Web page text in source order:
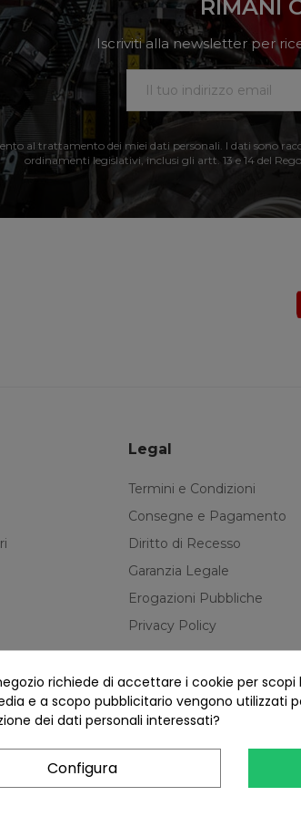
RIMANI
Iscriviti alla newsletter per
al trattamento dei miei dati personali. I dati sono
ordinamenti legislativi, inclusi gli artt. 13 e 14 del
Legal
Termini e Condizioni
Consegne e Pagamento
Diritto di Recesso
Garanzia Legale
Erogazioni Pubbliche
Privacy Policy
COFANO
richiede di accettare i cookie per
e a scopo pubblicitario vengono utilizzati
dei dati personali interessati?
Configura